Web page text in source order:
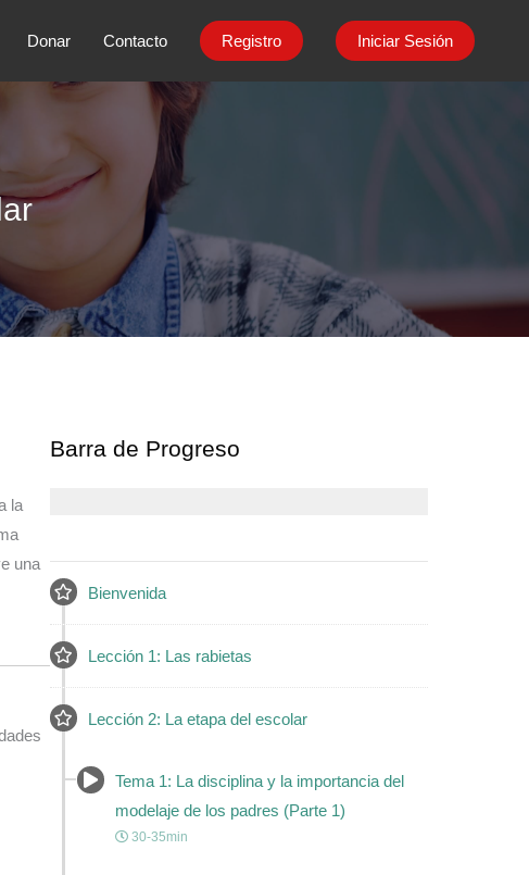
Donar Contacto Registro Iniciar Sesión
la
una
Barra de Progreso
Bienvenida
Lección 1: Las rabietas
Lección 2: La etapa del escolar
Tema 1: La disciplina y la importancia del
modelaje de los padres (Parte 1)
30-35min